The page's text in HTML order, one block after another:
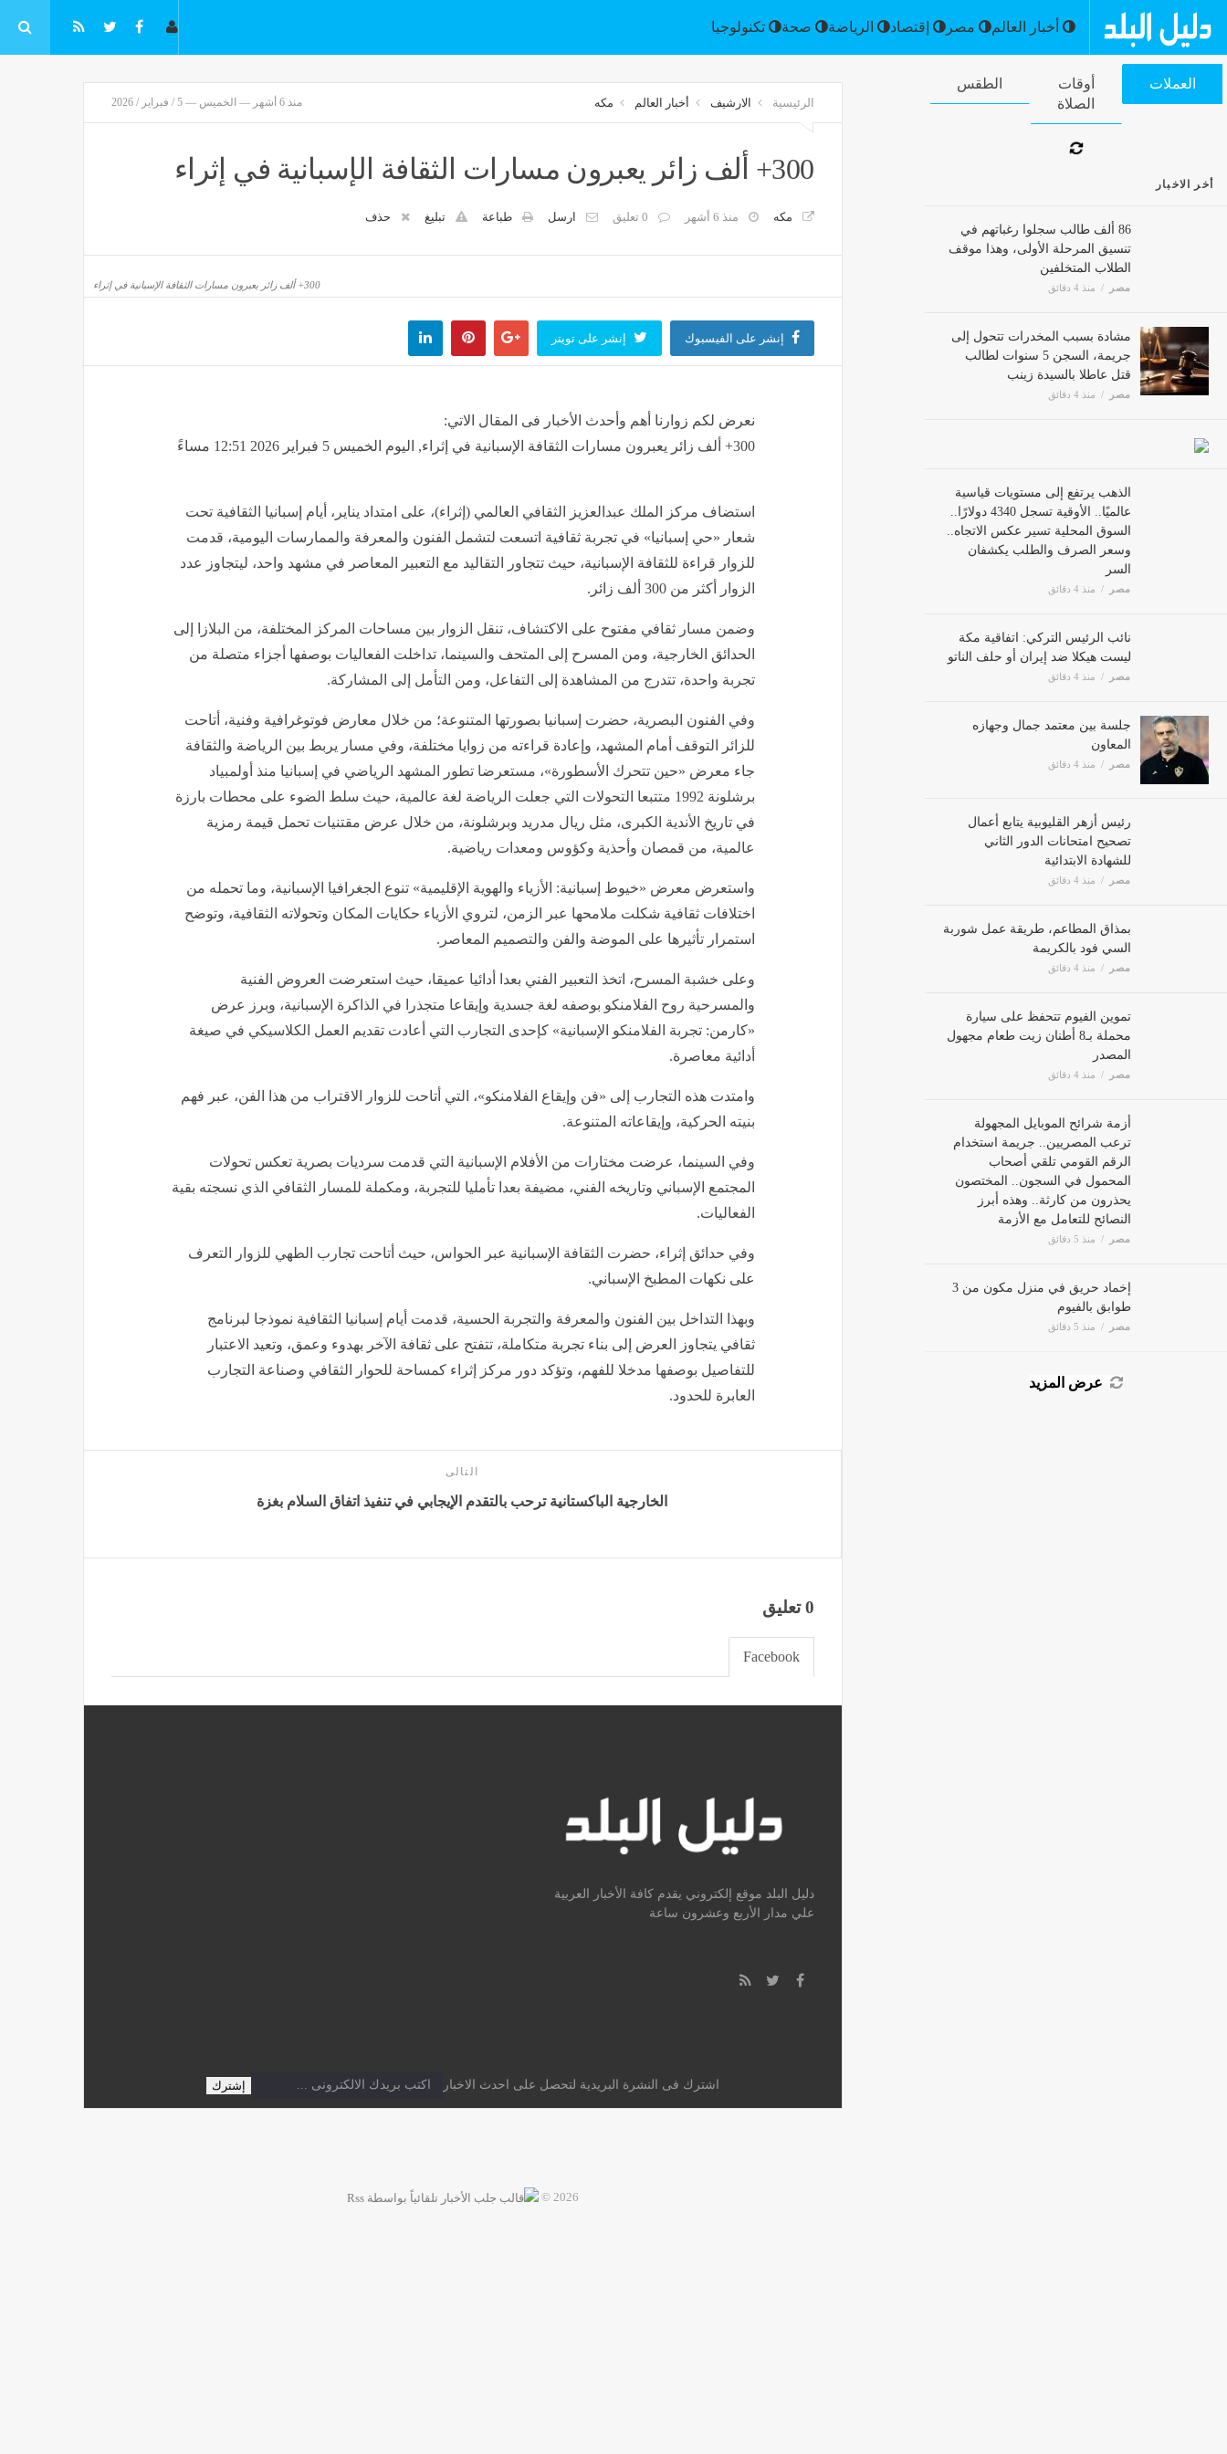
أخبار العالم مصر إقتصاد الرياضة
العملات أوقات الصلاة الطقس
أخر الاخبار
86 ألف طالب سجلوا رغباتهم في
تنسيق المرحلة الأولى، وهذا موقف
الطلاب المتخلفين
جريمة، السجن 5 سنوات لطالب
قتل عاطلا بالسيدة زينب
مصر
عالميًا.. الأوقية تسجل 4340 دولارًا..
السوق المحلية تسير عكس الاتجاه..
وسعر الصرف والطلب يكشفان
السر
مصر
ليست هيكلا ضد إيران أو حلف الناتو
مصر منذ 4 دقائق
جلسة بين معتمد جمال وجهازه
المعاون
مصر منذ 4 دقائق
رئيس أزهر القليوبية يتابع أعمال
تصحيح امتحانات الدور الثاني
للشهادة الابتدائية
مصر منذ 4 دقائق
بمذاق المطاعم، طريقة عمل
شوربة السي فود بالكريمة
مصر منذ 4 دقائق
تموين الفيوم تتحفظ على سيارة
محملة بـ8 أطنان زيت طعام مجهول
المصدر
مصر
أزمة شرائح الموبايل المجهولة
ترعب المصريين.. جريمة استخدام
الرقم القومي تلقي أصحاب
المحمول في السجون.. المختصون
يحذرون من كارثة.. وهذه أبرز
النصائح للتعامل مع الأزمة
مصر
إخماد حريق في منزل مكون من 3
طوابق بالفيوم
مصر
الرئيسية الارشيف أخبار العالم مكه منذ 6 أشهر — الخميس — 5 / فبراير / 2026
300+ ألف زائر يعبرون مسارات الثقافة الإسبانية في إثراء
مكه منذ 6 أشهر 0 تعليق ارسل طباعة تبليغ حذف
300+ ألف زائر يعبرون مسارات الثقافة الإسبانية في إثراء
إنشر على الفيسبوك إنشر على تويتر
نعرض لكم زوارنا أهم وأحدث الأخبار فى المقال الاتي:
300+ ألف زائر يعبرون مسارات الثقافة الإسبانية في إثراء, اليوم الخميس 5 فبراير 2026 12:51 مساءً
استضاف مركز الملك عبدالعزيز الثقافي العالمي (إثراء)، على امتداد يناير، أيام إسبانيا الثقافية تحت
شعار «حي إسبانيا» في تجربة ثقافية اتسعت لتشمل الفنون والمعرفة والممارسات اليومية، قدمت
للزوار قراءة للثقافة الإسبانية، حيث تتجاور التقاليد مع التعبير المعاصر في مشهد واحد، ليتجاوز عدد
الزوار أكثر من 300 ألف زائر.
وضمن مسار ثقافي مفتوح على الاكتشاف، تنقل الزوار بين مساحات المركز المختلفة، من البلازا إلى
الحدائق الخارجية، ومن المسرح إلى المتحف والسينما، تداخلت الفعاليات بوصفها أجزاء متصلة من
تجربة واحدة، تتدرج من المشاهدة إلى التفاعل، ومن التأمل إلى المشاركة.
وفي الفنون البصرية، حضرت إسبانيا بصورتها المتنوعة؛ من خلال معارض فوتوغرافية وفنية، أتاحت
للزائر التوقف أمام المشهد، وإعادة قراءته من زوايا مختلفة، وفي مسار يربط بين الرياضة والثقافة
جاء معرض «حين تتحرك الأسطورة»، مستعرضا تطور المشهد الرياضي في إسبانيا منذ أولمبياد
برشلونة 1992 متتبعا التحولات التي جعلت الرياضة لغة عالمية، حيث سلط الضوء على محطات بارزة
في تاريخ الأندية الكبرى، مثل ريال مدريد وبرشلونة، من خلال عرض مقتنيات تحمل قيمة رمزية
عالمية، من قمصان وأحذية وكؤوس ومعدات رياضية.
واستعرض معرض «خيوط إسبانية: الأزياء والهوية الإقليمية» تنوع الجغرافيا الإسبانية، وما تحمله من
اختلافات ثقافية شكلت ملامحها عبر الزمن، لتروي الأزياء حكايات المكان وتحولاته الثقافية، وتوضح
استمرار تأثيرها على الموضة والفن والتصميم المعاصر.
وعلى خشبة المسرح، اتخذ التعبير الفني بعدا أدائيا عميقا، حيث استعرضت العروض الفنية
والمسرحية روح الفلامنكو بوصفه لغة جسدية وإيقاعا متجذرا في الذاكرة الإسبانية، وبرز عرض
«كارمن: تجربة الفلامنكو الإسبانية» كإحدى التجارب التي أعادت تقديم العمل الكلاسيكي في صيغة
أدائية معاصرة.
وامتدت هذه التجارب إلى «فن وإيقاع الفلامنكو»، التي أتاحت للزوار الاقتراب من هذا الفن، عبر فهم
بنيته الحركية، وإيقاعاته المتنوعة.
وفي السينما، عرضت مختارات من الأفلام الإسبانية التي قدمت سرديات بصرية تعكس تحولات
المجتمع الإسباني وتاريخه الفني، مضيفة بعدا تأمليا للتجربة، ومكملة للمسار الثقافي الذي نسجته بقية
الفعاليات.
وفي حدائق إثراء، حضرت الثقافة الإسبانية عبر الحواس، حيث أتاحت تجارب الطهي للزوار التعرف
على نكهات المطبخ الإسباني.
وبهذا التداخل بين الفنون والمعرفة والتجربة الحسية، قدمت أيام إسبانيا الثقافية نموذجا لبرنامج
ثقافي يتجاوز العرض إلى بناء تجربة متكاملة، تتفتح على ثقافة الآخر بهدوء وعمق، وتعيد الاعتبار
للتفاصيل بوصفها مدخلا للفهم، وتؤكد دور مركز إثراء كمساحة للحوار الثقافي وصناعة التجارب
العابرة للحدود.
التالى
الخارجية الباكستانية ترحب بالتقدم الإيجابي في تنفيذ اتفاق السلام بغزة
0 تعليق
Facebook
دليل البلد موقع إلكتروني يقدم كافة الأخبار العربية
علي مدار الأربع وعشرون ساعة
اشترك فى النشرة البريدية لتحصل على احدث الاخبار
2026 ©